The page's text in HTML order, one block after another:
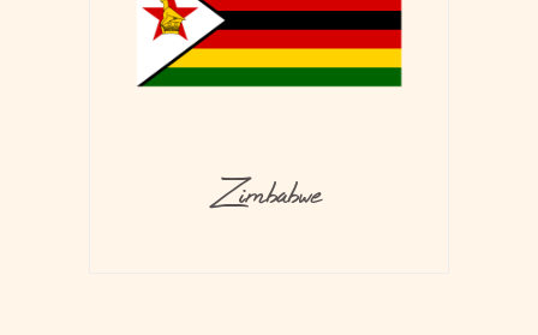
Zimbabwe